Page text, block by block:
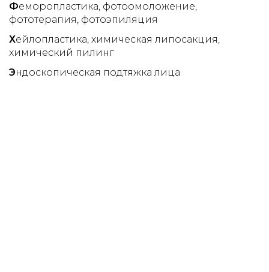
Феморопластика фотоомоложение
фототерапия фотоэпиляция
Хейлопластика химическая липосакция
химический пилинг
Эндоскопическая подтяжка лица